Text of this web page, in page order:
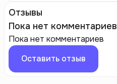
Отзывы
Пока нет комментариев
Пока нет комментариев
Оставить отзыв